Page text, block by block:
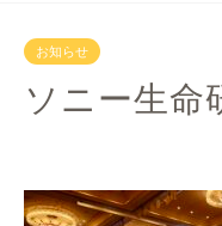
お知らせ
ソニー生命